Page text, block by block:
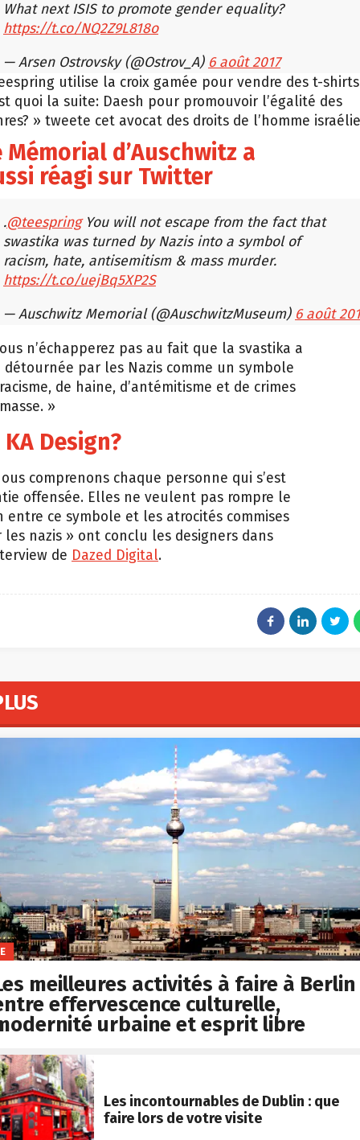
What next ISIS to promote gender equality?
https://t.co/NQ2Z9L818o
— Arsen Ostrovsky (@Ostrov_A) 6 août 2017
utilise la croix gamée pour vendre des t-
quoi la suite: Daesh pour promouvoir l’égalité des
» tweete cet avocat des droits de l’homme
Mémorial d’Auschwitz a
réagi sur Twitter
.@teespringYou will not escape from the fact that
swastika was turned by Nazis into a symbol of
racism, hate, antisemitism & mass murder.
https://t.co/uejBq5XP2S
— Auschwitz Memorial (@AuschwitzMuseum) 6 août
n’échapperez pas au fait que la svastika a
détournée par les Nazis comme un symbole
de haine, d’antémitisme et de crimes
»
KA Design?
comprenons chaque personne qui s’est
offensée. Elles ne veulent pas rompre le
entre ce symbole et les atrocités commises
les nazis » ont conclu les designers dans
de Dazed Digital.
meilleures activités à faire à Berlin
effervescence culturelle,
urbaine et esprit libre
Les incontournables de Dublin : que
faire lors de votre visite